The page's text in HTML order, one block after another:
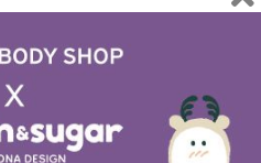
公司版權所有，非經授權，請
Reserved.